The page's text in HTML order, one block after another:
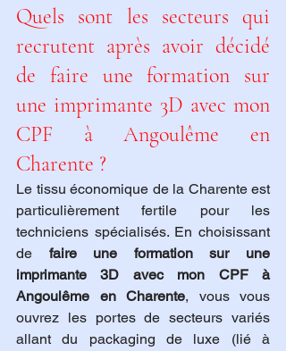
Quels sont les secteurs qui
recrutent après avoir décidé
de faire une formation sur
une imprimante 3D avec mon
CPF à Angoulême en
Charente ?
Le tissu économique de la Charente est
particulièrement fertile pour les
techniciens spécialisés. En choisissant
de faire une formation sur une
imprimante 3D avec mon CPF à
Angoulême en Charente, vous vous
ouvrez les portes de secteurs variés
allant du packaging de luxe (lié à